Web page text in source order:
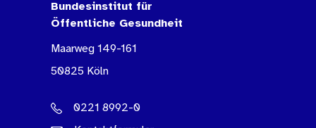
Bundesinstitut für
Öffentliche Gesundheit
Maarweg 149-161
50825 Köln
0221 8992-0